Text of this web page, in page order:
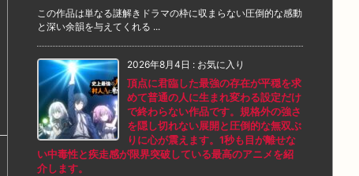
この作品は単なる謎解きドラマの枠に収まらない圧倒的な感動
と深い余韻を与えてくれる ...
2026年8月4日 : お気に入り
頂点に君臨した最強の存在が平穏を求
めて普通の人に生まれ変わる設定だけ
で終わらない作品です。規格外の強さ
を隠し切れない展開と圧倒的な無双ぶ
りに心が震えます。1秒も目が離せな
い中毒性と疾走感が限界突破している最高のアニメを紹
介します。